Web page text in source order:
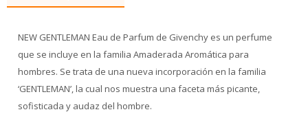
NEW GENTLEMAN Eau de Parfum de Givenchy es un perfume
que se incluye en la familia Amaderada Aromática para
hombres. Se trata de una nueva incorporación en la familia
‘GENTLEMAN’, la cual nos muestra una faceta más picante,
sofisticada y audaz del hombre.